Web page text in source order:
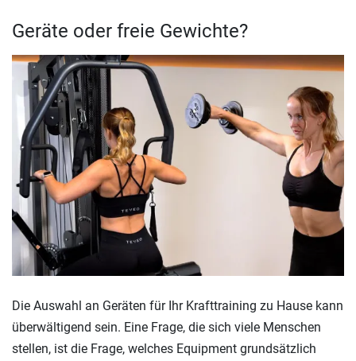
Geräte oder freie Gewichte?
Die Auswahl an Geräten für Ihr Krafttraining zu Hause kann
überwältigend sein. Eine Frage, die sich viele Menschen
stellen, ist die Frage, welches Equipment grundsätzlich